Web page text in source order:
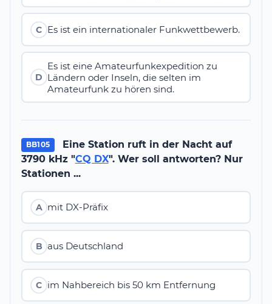
C Es ist ein internationaler Funkwettbewerb.
D
Es ist eine Amateurfunkexpedition zu
Ländern oder Inseln, die selten im
Amateurfunk zu hören sind.
BB105
Eine Station ruft in der Nacht auf
3790 kHz "CQ DX". Wer soll antworten? Nur
Stationen ...
A mit DX-Präfix
B aus Deutschland
C im Nahbereich bis 50 km Entfernung